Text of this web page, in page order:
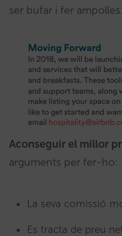
ser bufar i fer ampolles.
Aconseguir el millor
arguments per fer-ho:
La seva comissió
Es tracta de preu